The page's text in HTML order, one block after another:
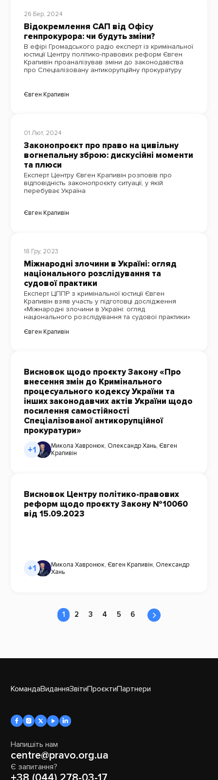
26 Бер, 2024
Відокремлення САП від Офісу
генпрокурора: чи будуть зміни?
В ефірі Громадського радіо експерт із кримінальної
юстиції Центру політико-правових реформ Євген
Крапивін проаналізував зміни до законодавства
про Спеціалізовану антикорупційну прокуратуру
Євген Крапивін
01 Лют, 2024
Законопроєкт про право на цивільну
вогнепальну зброю: дискусійні моменти
та плюси
Експерт Центру Євген Крапивін розповів про
відповідність законопроєкту ситуації, у якій
перебуває Україна
Євген Крапивін
18 Гру, 2023
Міжнародні злочини в Україні: огляд
національного розслідування та
судової практики
Експерт ЦППР з кримінальної юстиції Євген
Крапивін взяв участь у підготовці дослідження
«Міжнародні злочини в Україні: огляд
національного розслідування та судової практики»
Євген Крапивін
Висновок щодо проєкту Закону «Про
внесення змін до Кримінального
процесуального кодексу України та
інших законодавчих актів України щодо
посилення самостійності
Спеціалізованої антикорупційної
прокуратури»
+1
Микола Хавронюк, Олександр Хань, Євген
Крапивін
Висновок Центру політико-правових
реформ щодо проєкту Закону №10060
від 15.09.2023
+1 Микола Хавронюк, Євген Крапивін, Олександр
Хань
1 2 3 4 5 6
КомандаВиданняЗвітиПроєктиПартнери
Напишіть нам
centre@pravo.org.ua
Є запитання?